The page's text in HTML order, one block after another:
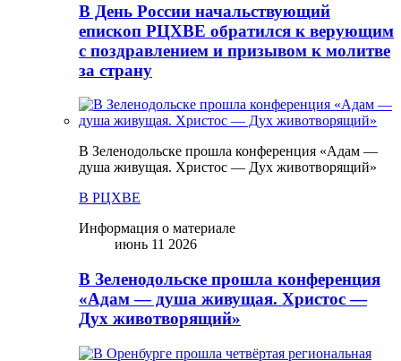
В День России начальствующий
епископ РЦХВЕ обратился к верующим
с поздравлением и призывом к молитве
за страну
В Зеленодольске прошла конференция «Адам —
душа живущая. Христос — Дух животворящий»
В РЦХВЕ
Информация о материале
июнь 11 2026
В Зеленодольске прошла конференция
«Адам — душа живущая. Христос —
Дух животворящий»